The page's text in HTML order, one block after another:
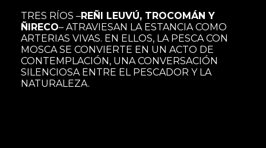
TRES RÍOS –REÑI LEUVÚ, TROCOMÁN Y
ÑIRECO– ATRAVIESAN LA ESTANCIA COMO
ARTERIAS VIVAS. EN ELLOS, LA PESCA CON
MOSCA SE CONVIERTE EN UN ACTO DE
CONTEMPLACIÓN, UNA CONVERSACIÓN
SILENCIOSA ENTRE EL PESCADOR Y LA
NATURALEZA.